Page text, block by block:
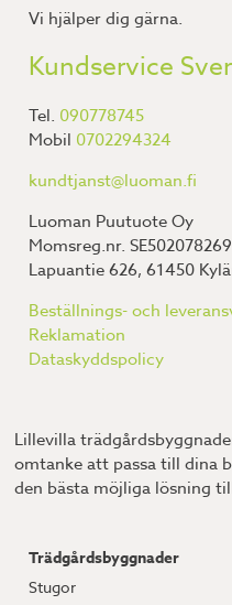
Vi hjälper dig gärna.
Kundservice
Tel. 090778745
Mobil 0702294324
kundtjanst@luoman.fi
Luoman Puutuote Oy
Momsreg.nr.
Lapuantie 626, 61450
Beställnings- och
Reklamation
Dataskyddspolicy
Lillevilla
omtanke att passa till dina
den bästa möjliga lösning
Trädgårdsbyggnader
Stugor